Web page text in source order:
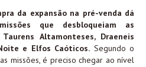
da expansão na pré-venda dá
que desbloqueiam as
Altamonteses, Draeneis
e Elfos Caóticos. Segundo o
missões, é preciso chegar ao nível